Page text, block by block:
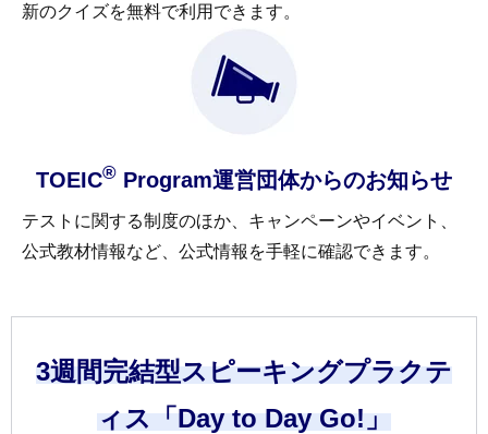
新のクイズを無料で利用できます。
TOEIC® Program運営団体からのお知らせ
テストに関する制度のほか、キャンペーンやイベント、
公式教材情報など、公式情報を手軽に確認できます。
3週間完結型スピーキングプラクテ
ィス「Day to Day Go!」